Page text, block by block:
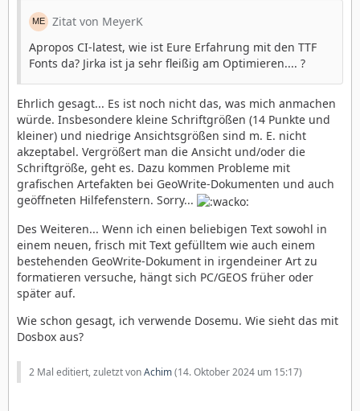
Zitat von MeyerK
Apropos CI-latest, wie ist Eure Erfahrung mit den TTF
Fonts da? Jirka ist ja sehr fleißig am Optimieren.... ?
Ehrlich gesagt... Es ist noch nicht das, was mich anmachen
würde. Insbesondere kleine Schriftgrößen (14 Punkte und
kleiner) und niedrige Ansichtsgrößen sind m. E. nicht
akzeptabel. Vergrößert man die Ansicht und/oder die
Schriftgröße, geht es. Dazu kommen Probleme mit
grafischen Artefakten bei GeoWrite-Dokumenten und auch
geöffneten Hilfefenstern. Sorry...
Des Weiteren... Wenn ich einen beliebigen Text sowohl in
einem neuen, frisch mit Text gefülltem wie auch einem
bestehenden GeoWrite-Dokument in irgendeiner Art zu
formatieren versuche, hängt sich PC/GEOS früher oder
später auf.
Wie schon gesagt, ich verwende Dosemu. Wie sieht das mit
Dosbox aus?
2 Mal editiert, zuletzt vonAchim(14. Oktober 2024 um 15:17)